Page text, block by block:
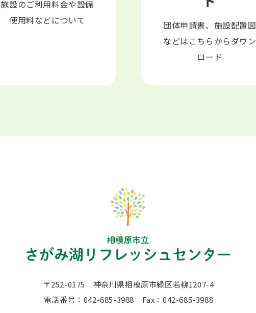
施設のご利用料金や設備
使用料などについて
団体申請書、施設配置図
などはこちらからダウン
ロード
〒252-0175 神奈川県相模原市緑区若柳1207-4
電話番号：042-685-3988 Fax：042-685-3988